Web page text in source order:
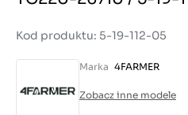
Kod produktu: 5-19-112-05
Marka 4FARMER
Zobacz inne modele